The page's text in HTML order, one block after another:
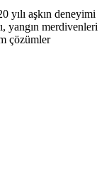
yılı aşkın deneyimi
yangın merdivenleri
çözümler